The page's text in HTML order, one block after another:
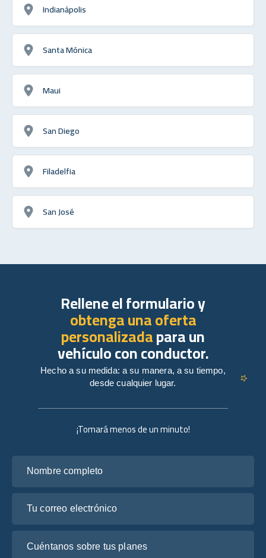
Indianápolis
Santa Mónica
Maui
San Diego
Filadelfia
San José
¡Tomará menos de un minuto!
Rellene el formulario y
obtenga una oferta
personalizadapara un
vehículo con conductor.
Hecho a su medida: a su manera, a su tiempo,
desde cualquier lugar.